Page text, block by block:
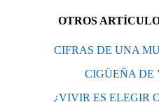
OTROS
CIFRAS DE UNA
CIGÜEÑA DE
¿VIVIR ES ELEGIR